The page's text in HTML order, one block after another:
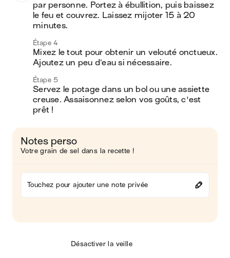
par personne. Portez à ébullition, puis baissez
le feu et couvrez. Laissez mijoter 15 à 20
minutes.
Étape 4
Mixez le tout pour obtenir un velouté onctueux.
Ajoutez un peu d’eau si nécessaire.
Étape 5
Servez le potage dans un bol ou une assiette
creuse. Assaisonnez selon vos goûts, c'est
prêt !
Notes perso
Votre grain de sel dans la recette !
Touchez pour ajouter une note privée
Désactiver la veille